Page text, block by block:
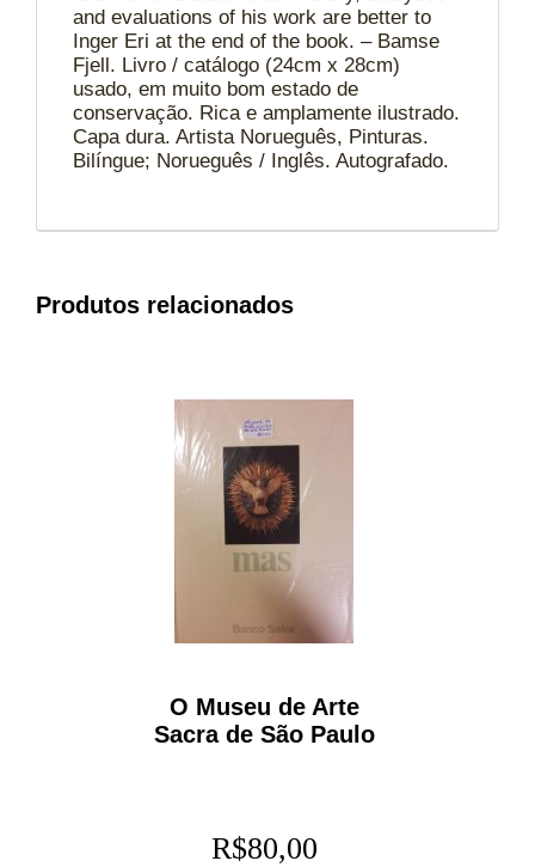
and evaluations of his work are better to
Inger Eri at the end of the book. – Bamse
Fjell. Livro / catálogo (24cm x 28cm)
usado, em muito bom estado de
conservação. Rica e amplamente ilustrado.
Capa dura. Artista Norueguês, Pinturas.
Bilíngue; Norueguês / Inglês. Autografado.
Produtos relacionados
O Museu de Arte
Sacra de São Paulo
R$80,00